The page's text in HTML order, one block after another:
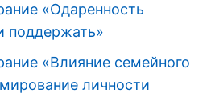
«Одаренность
поддержать»
«Влияние семейного
личности